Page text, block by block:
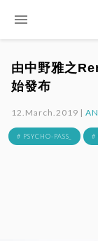
menu
由中野雅之
始發布
12.March.2019 |
# PSYCHO-PASS_ #